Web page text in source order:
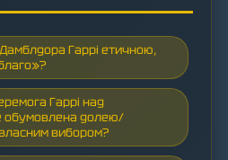
Гаррі етичною,
Гаррі над
обумовлена долею/
вибором?